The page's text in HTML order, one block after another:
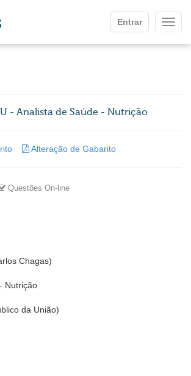
Entrar
- Analista de Saúde - Nutrição
Alteração de Gabarito
Questões On-line
Chagas)
Nutrição
da União)